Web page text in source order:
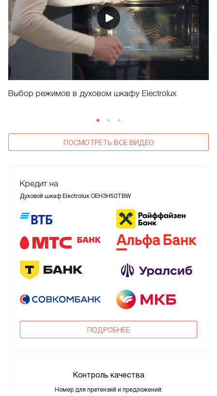
Выбор режимов в духовом шкафу Electrolux
ПОСМОТРЕТЬ ВСЕ ВИДЕО
Кредит на
Духовой шкаф Electrolux OEH3H50TBW
ПОДРОБНЕЕ
Контроль качества
Номер для претензий и предложений: